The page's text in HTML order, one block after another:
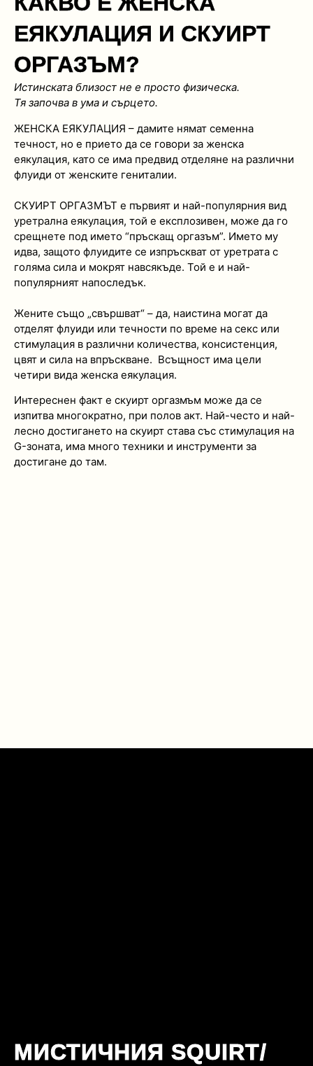
ЕЯКУЛАЦИЯ И СКУИРТ
ОРГАЗЪМ?
Истинската близост не е просто физическа.
Тя започва в ума и сърцето.
ЖЕНСКА ЕЯКУЛАЦИЯ – дамите нямат семенна
течност, но е прието да се говори за женска
еякулация, като се има предвид отделяне на различни
флуиди от женските гениталии.
СКУИРТ ОРГАЗМЪТ е първият и най-популярния вид
уретрална еякулация, той е експлозивен, може да го
срещнете под името “пръскащ оргазъм”. Името му
идва, защото флуидите се изпръскват от уретрата с
голяма сила и мокрят навсякъде. Той е и най-
популярният напоследък.
Жените също „свършват“ – да, наистина могат да
отделят флуиди или течности по време на секс или
стимулация в различни количества, консистенция,
цвят и сила на впръскване. Всъщност има цели
четири вида женска еякулация.
Интереснен факт е скуирт оргазмъм може да се
изпитва многократно, при полов акт. Най-често и най-
лесно достигането на скуирт става със стимулация на
G-зоната, има много техники и инструменти за
достигане до там.
МИСТИЧНИЯ SQUIRT/